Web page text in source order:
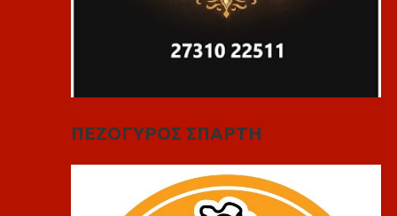
ΠΕΖΟΓΥΡΟΣ ΣΠΑΡΤΗ